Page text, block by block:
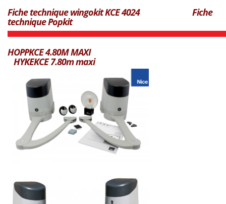
Fiche technique wingokit KCE 4024 Fiche
technique Popkit
HOPPKCE 4.80M MAXI
HYKEKCE 7.80m maxi